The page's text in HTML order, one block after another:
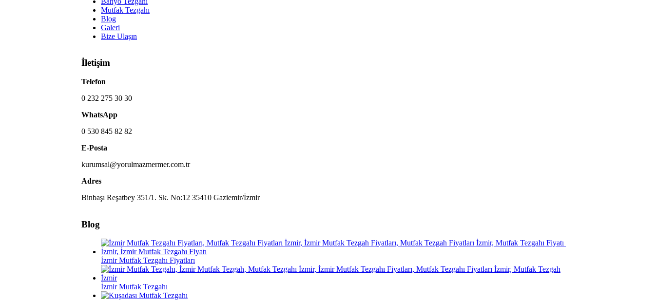
Mutfak Tezgahı
Blog
Galeri
Bize Ulaşın
İletişim
Telefon
0 232 275 30 30
WhatsApp
0 530 845 82 82
E-Posta
kurumsal@yorulmazmermer.com.tr
Adres
Binbaşı Reşatbey 351/1. Sk. No:12 35410 Gaziemir/İzmir
Blog
İzmir Mutfak Tezgahı Fiyatları
İzmir Mutfak Tezgahı